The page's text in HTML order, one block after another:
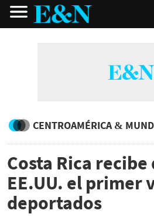
CENTROAMÉRICA &
Costa Rica recibe
EE.UU. el primer
deportados